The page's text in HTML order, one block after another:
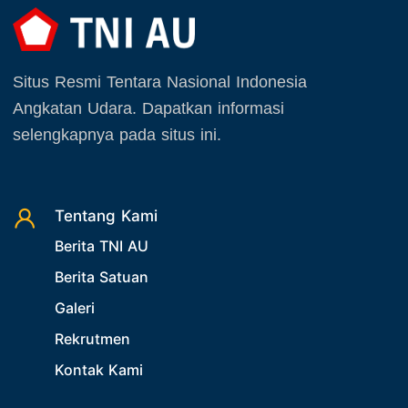
20. Agenda TNI AU
22. Latihan TNI
23. Operasi TNI
26. Agenda Yasarini
27. Politik
28. Bukan Berita TNI AU
29. Akademik
30. Organisasi TNI
31. SPAM
Agustus 2026
Oktober 2025
November 2025
Situs Resmi Tentara Nasional Indonesia
Angkatan Udara. Dapatkan informasi
selengkapnya pada situs ini.
Tentang Kami
Berita TNI AU
Berita Satuan
Galeri
Rekrutmen
Kontak Kami